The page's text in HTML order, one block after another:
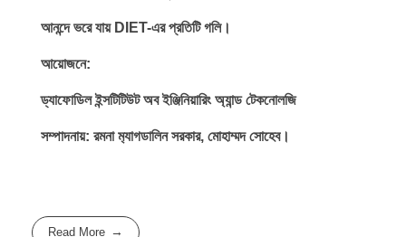
আনন্দে ভরে যায় DIET-এর প্রতিটি গলি।
আয়োজনে:
ড্যাফোডিল ইন্সটিটিউট অব ইঞ্জিনিয়ারিং অ্যান্ড টেকনোলজি
সম্পাদনায়: রমনা ম‍্যাগডালিন সরকার, মোহাম্মদ সোহেব।
Read More